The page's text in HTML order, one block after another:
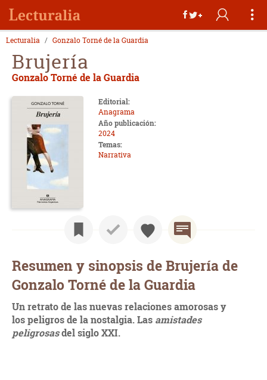
Lecturalia Gonzalo Torné de la Guardia
Brujería
Gonzalo Torné de la Guardia
Editorial:
Anagrama
Año publicación:
2024
Temas:
Narrativa
Resumen y sinopsis de Brujería de
Gonzalo Torné de la Guardia
Un retrato de las nuevas relaciones amorosas y
los peligros de la nostalgia. Las amistades
peligrosasdel siglo XXI.